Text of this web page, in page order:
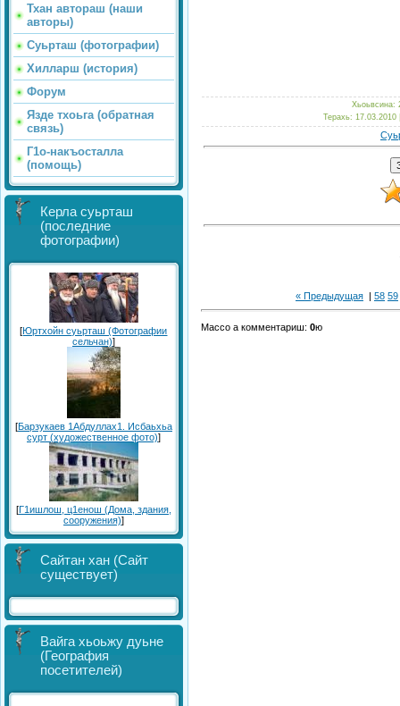
Тхан автораш (наши
авторы)
Суьрташ (фотографии)
Хилларш (история)
Форум
Язде тхоьга (обратная
связь)
Г1о-накъосталла
(помощь)
Керла суьрташ
(последние
фотографии)
[Юртхойн суьрташ (Фотографии
сельчан)]
[Барзукаев 1Абдуллах1. Исбаьхьа
сурт (художественное фото)]
[Г1ишлош, ц1енош (Дома, здания,
сооружения)]
Сайтан хан (Сайт
существует)
Вайга хьоьжу дуьне
(География
посетителей)
Хьоьвсина:
Терахь: 17.03.2010
« Предыдущая 58 59
Массо а комментариш: 0ю